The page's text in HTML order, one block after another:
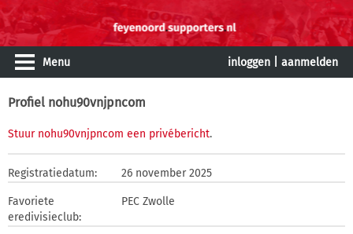
Menu inloggen aanmelden
Profiel nohu90vnjpncom
Stuur nohu90vnjpncom een privébericht.
Registratiedatum: 26 november 2025
Favoriete
eredivisieclub:
PEC Zwolle